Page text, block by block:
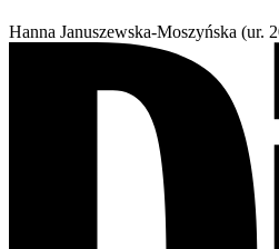
Hanna Januszewska-Moszyńska (ur.